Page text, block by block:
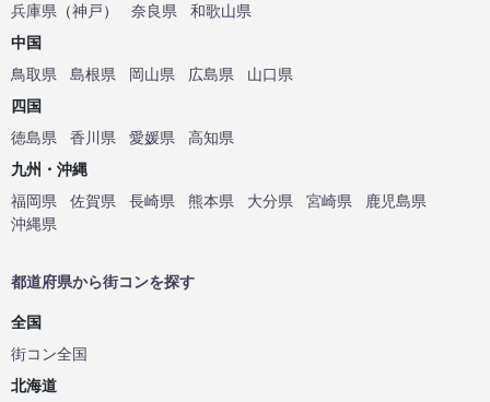
兵庫県 （神戸） 奈良県
和歌山県
中国
鳥取県
島根県 岡山県 広島県
山口県
四国
徳島県
香川県 愛媛県
高知県
九州・沖縄
福岡県
佐賀県 長崎県 熊本県 大分県 宮崎県
鹿児島県
沖縄県
都道府県から街コンを探す
全国
街コン全国
北海道